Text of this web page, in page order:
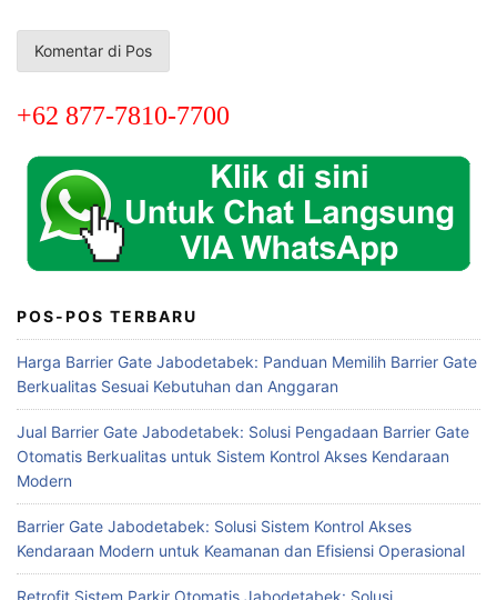
+62 877-7810-7700
POS-POS TERBARU
Harga Barrier Gate Jabodetabek: Panduan Memilih Barrier Gate
Berkualitas Sesuai Kebutuhan dan Anggaran
Jual Barrier Gate Jabodetabek: Solusi Pengadaan Barrier Gate
Otomatis Berkualitas untuk Sistem Kontrol Akses Kendaraan
Modern
Barrier Gate Jabodetabek: Solusi Sistem Kontrol Akses
Kendaraan Modern untuk Keamanan dan Efisiensi Operasional